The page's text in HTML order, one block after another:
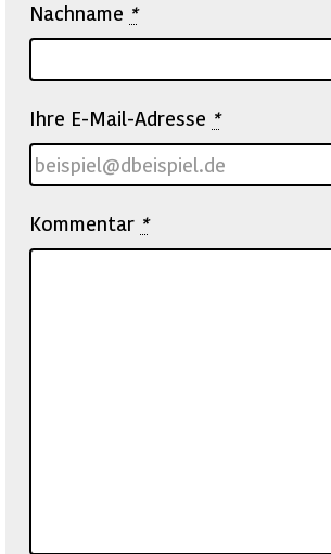
Nachname *
Ihre E-Mail-Adresse *
Kommentar *